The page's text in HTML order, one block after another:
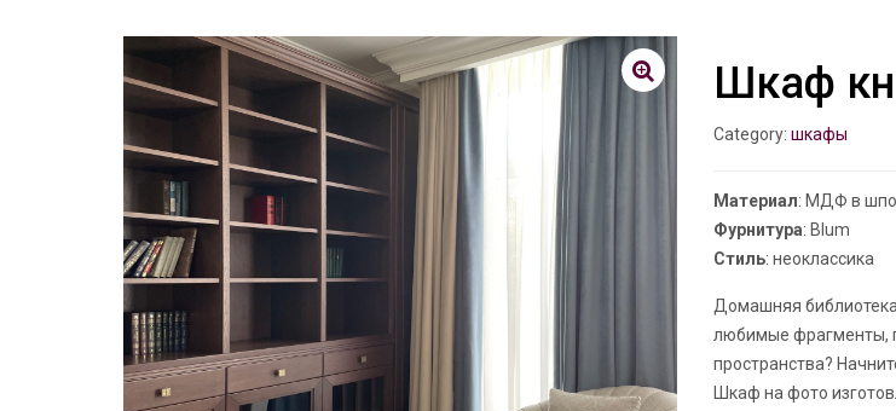
Шкаф
Category: шкафы
Материал: МДФ в
Фурнитура: Blum
Стиль: неоклассика
Домашняя
любимые фрагменты,
пространства?
Шкаф на фото